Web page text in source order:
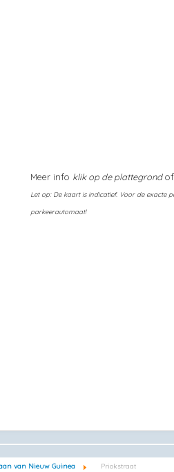
Meer info klik op de plattegrondof
Let op: De kaart is indicatief. Voor de exacte
parkeerautomaat!
van Nieuw Guinea Priokstraat